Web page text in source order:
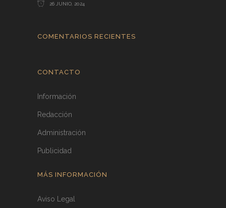
26 JUNIO, 2024
COMENTARIOS RECIENTES
CONTACTO
Información
Redacción
Administración
Publicidad
MÁS INFORMACIÓN
Aviso Legal